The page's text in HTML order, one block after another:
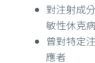
對注射成
敏性休克
曾對特定
應者